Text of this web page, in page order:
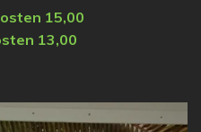
15,00
13,00